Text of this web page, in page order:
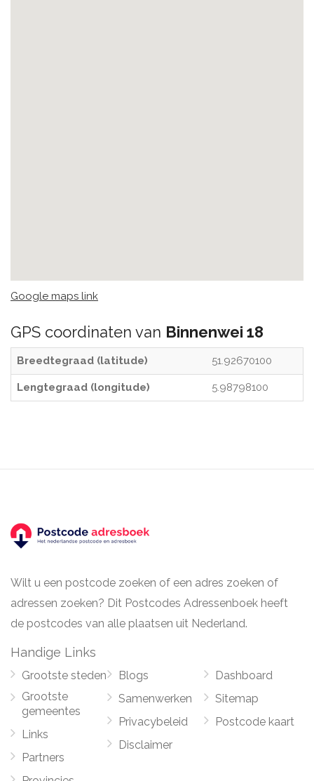
Google maps link
GPS coordinaten van Binnenwei 18
Breedtegraad (latitude) 51.92670100
Lengtegraad (longitude) 5.98798100
Wilt u een postcode zoeken of een adres zoeken of
adressen zoeken? Dit Postcodes Adressenboek heeft
de postcodes van alle plaatsen uit Nederland.
Handige Links
Grootste steden
Grootste
gemeentes
Links
Partners
Blogs
Samenwerken
Privacybeleid
Disclaimer
Dashboard
Sitemap
Postcode kaart